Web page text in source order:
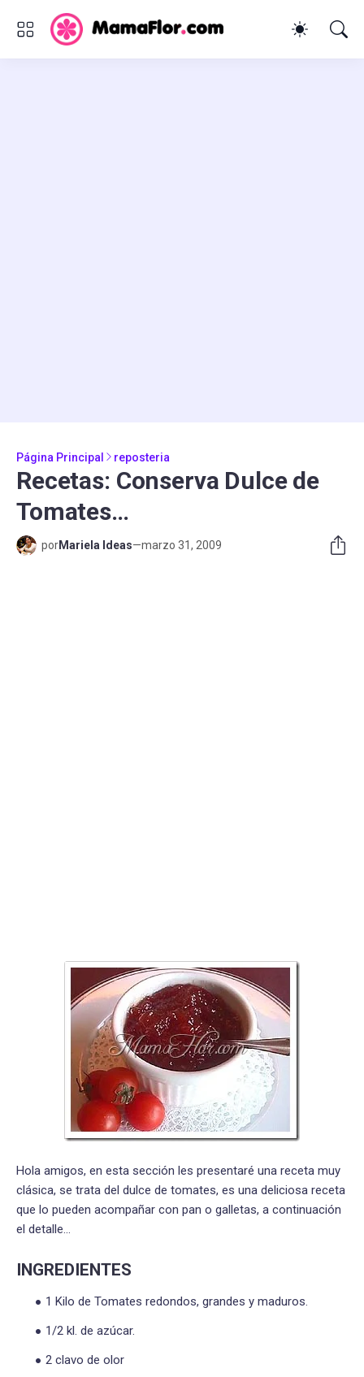
Página Principal reposteria
Recetas: Conserva Dulce de
Tomates…
porMariela Ideas—marzo 31, 2009
Hola amigos, en esta sección les presentaré una receta muy
clásica, se trata del dulce de tomates, es una deliciosa receta
que lo pueden acompañar con pan o galletas, a continuación
el detalle…
INGREDIENTES
1 Kilo de Tomates redondos, grandes y maduros.
1/2 kl. de azúcar.
2 clavo de olor